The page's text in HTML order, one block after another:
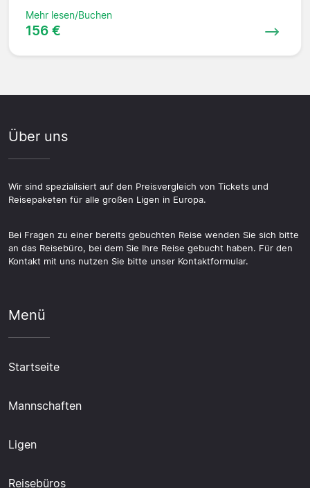
Mehr lesen/Buchen
156 €
Über uns
Wir sind spezialisiert auf den Preisvergleich von Tickets und
Reisepaketen für alle großen Ligen in Europa.
Bei Fragen zu einer bereits gebuchten Reise wenden Sie sich bitte
an das Reisebüro, bei dem Sie Ihre Reise gebucht haben. Für den
Kontakt mit uns nutzen Sie bitte unser Kontaktformular.
Menü
Startseite
Mannschaften
Ligen
Reisebüros